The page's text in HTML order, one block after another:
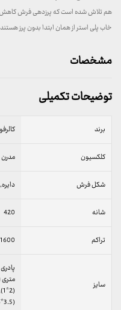
هم تلاش شده است که پرزدهی فرش کاهش
خاب پلی استر از همان ابتدا بدون پرز
مشخصات
توضیحات تکمیلی
برند
کلکسیون مدرن
شکل فرش
شانه 420
تراکم 1600
سایز
(3.5*2.5)